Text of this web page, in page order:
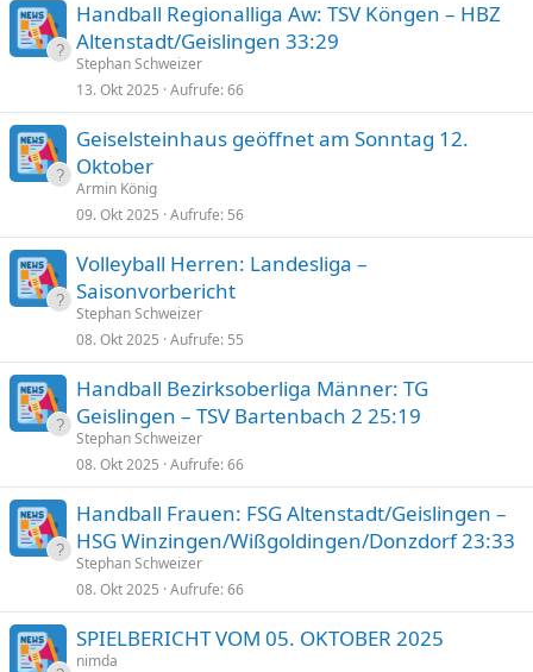
Handball Regionalliga Aw: TSV Köngen – HBZ
Altenstadt/Geislingen 33:29
Stephan Schweizer
13. Okt 2025 Aufrufe 66
Geiselsteinhaus geöffnet am Sonntag 12.
Oktober
Armin König
09. Okt 2025 Aufrufe 56
Volleyball Herren: Landesliga –
Saisonvorbericht
Stephan Schweizer
08. Okt 2025 Aufrufe 55
Handball Bezirksoberliga Männer: TG
Geislingen – TSV Bartenbach 2 25:19
Stephan Schweizer
08. Okt 2025 Aufrufe 66
Handball Frauen: FSG Altenstadt/Geislingen –
HSG Winzingen/Wißgoldingen/Donzdorf 23:33
Stephan Schweizer
08. Okt 2025 Aufrufe 66
SPIELBERICHT VOM 05. OKTOBER 2025
nimda